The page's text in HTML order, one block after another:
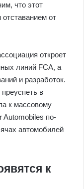
что этот
от
откроет
линий FCA, а
и разработок.
в
к массовому
Automobiles по-
автомобилей
к